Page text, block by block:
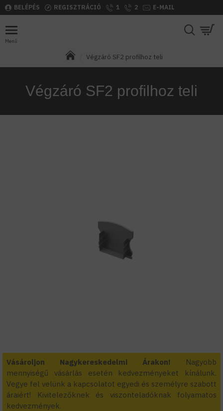
BELÉPÉS REGISZTRÁCIÓ 1 2 E-MAIL
Végzáró SF2 profilhoz teli
Végzáró SF2 profilhoz teli
Vásároljon Nagykereskedelmi Árakon!
Nagyobb
mennyiségű vásárlás esetén kedvezményeket kínálunk.
Vegye fel velünk a kapcsolatot egyedi és személyre szabott
áraiért! Kivitelezőknek és viszonteladóknak folyamatos
kedvezmények.